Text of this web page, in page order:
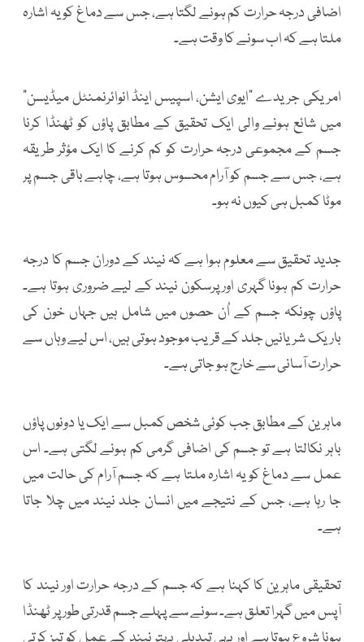
اضافی درجہ حرارت کم ہونے لگتا ہے، جس سے دماغ کو یہ اشارہ
ملتا ہے کہ اب سونے کا وقت ہے۔
امریکی جریدے ”ایوی ایشن، اسپیس اینڈ انوائرنمنٹل میڈیسن”
میں شائع ہونے والی ایک تحقیق کے مطابق پاؤں کو ٹھنڈا کرنا
جسم کے مجموعی درجہ حرارت کو کم کرنے کا ایک مؤثر طریقہ
ہے، جس سے جسم کو آرام محسوس ہوتا ہے، چاہے باقی جسم پر
موٹا کمبل ہی کیوں نہ ہو۔
جدید تحقیق سے معلوم ہوا ہے کہ نیند کے دوران جسم کا درجہ
حرارت کم ہونا گہری اور پرسکون نیند کے لیے ضروری ہوتا ہے۔
پاؤں چونکہ جسم کے اُن حصوں میں شامل ہیں جہاں خون کی
باریک شریانیں جلد کے قریب موجود ہوتی ہیں، اس لیے وہاں سے
حرارت آسانی سے خارج ہو جاتی ہے۔
ماہرین کے مطابق جب کوئی شخص کمبل سے ایک یا دونوں پاؤں
باہر نکالتا ہے تو جسم کی اضافی گرمی کم ہونے لگتی ہے۔ اس
عمل سے دماغ کو یہ اشارہ ملتا ہے کہ جسم آرام کی حالت میں
جا رہا ہے، جس کے نتیجے میں انسان جلد نیند میں چلا جاتا
ہے۔
تحقیقی ماہرین کا کہنا ہے کہ جسم کے درجہ حرارت اور نیند کا
آپس میں گہرا تعلق ہے۔ سونے سے پہلے جسم قدرتی طور پر ٹھنڈا